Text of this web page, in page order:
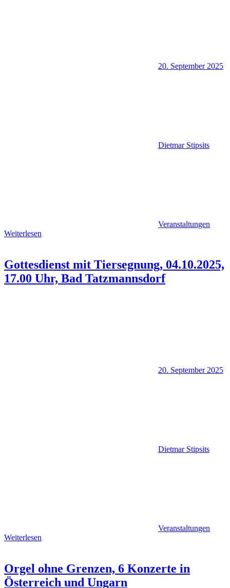
20. September 2025
Dietmar Stipsits
Veranstaltungen
Weiterlesen
Gottesdienst mit Tiersegnung, 04.10.2025,
17.00 Uhr, Bad Tatzmannsdorf
20. September 2025
Dietmar Stipsits
Veranstaltungen
Weiterlesen
Orgel ohne Grenzen, 6 Konzerte in
Österreich und Ungarn